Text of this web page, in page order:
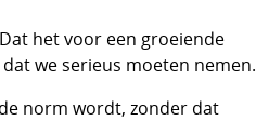
het voor een groeiende
we serieus moeten nemen.
norm wordt, zonder dat